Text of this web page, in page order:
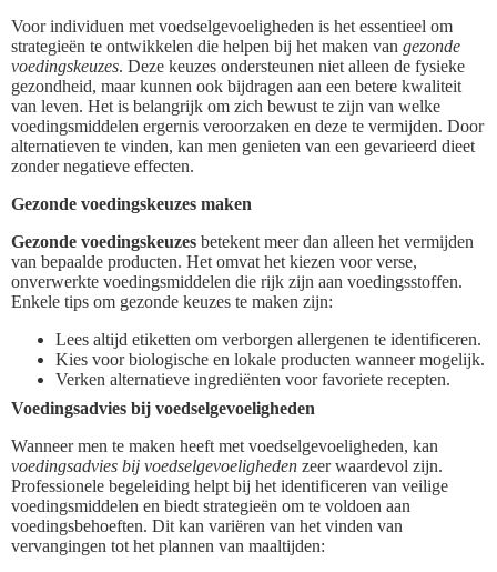
Voor individuen met voedselgevoeligheden is het essentieel om
strategieën te ontwikkelen die helpen bij het maken van gezonde
voedingskeuzes. Deze keuzes ondersteunen niet alleen de fysieke
gezondheid, maar kunnen ook bijdragen aan een betere kwaliteit
van leven. Het is belangrijk om zich bewust te zijn van welke
voedingsmiddelen ergernis veroorzaken en deze te vermijden. Door
alternatieven te vinden, kan men genieten van een gevarieerd dieet
zonder negatieve effecten.
Gezonde voedingskeuzes maken
Gezonde voedingskeuzes betekent meer dan alleen het vermijden
van bepaalde producten. Het omvat het kiezen voor verse,
onverwerkte voedingsmiddelen die rijk zijn aan voedingsstoffen.
Enkele tips om gezonde keuzes te maken zijn:
Lees altijd etiketten om verborgen allergenen te identificeren.
Kies voor biologische en lokale producten wanneer mogelijk.
Verken alternatieve ingrediënten voor favoriete recepten.
Voedingsadvies bij voedselgevoeligheden
Wanneer men te maken heeft met voedselgevoeligheden, kan
voedingsadvies bij voedselgevoeligheden zeer waardevol zijn.
Professionele begeleiding helpt bij het identificeren van veilige
voedingsmiddelen en biedt strategieën om te voldoen aan
voedingsbehoeften. Dit kan variëren van het vinden van
vervangingen tot het plannen van maaltijden: